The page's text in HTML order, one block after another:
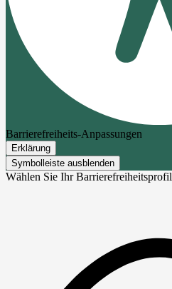
Barrierefreiheits-Anpassungen
Erklärung
Symbolleiste ausblenden
Wählen Sie Ihr Barrierefreiheitsprofil